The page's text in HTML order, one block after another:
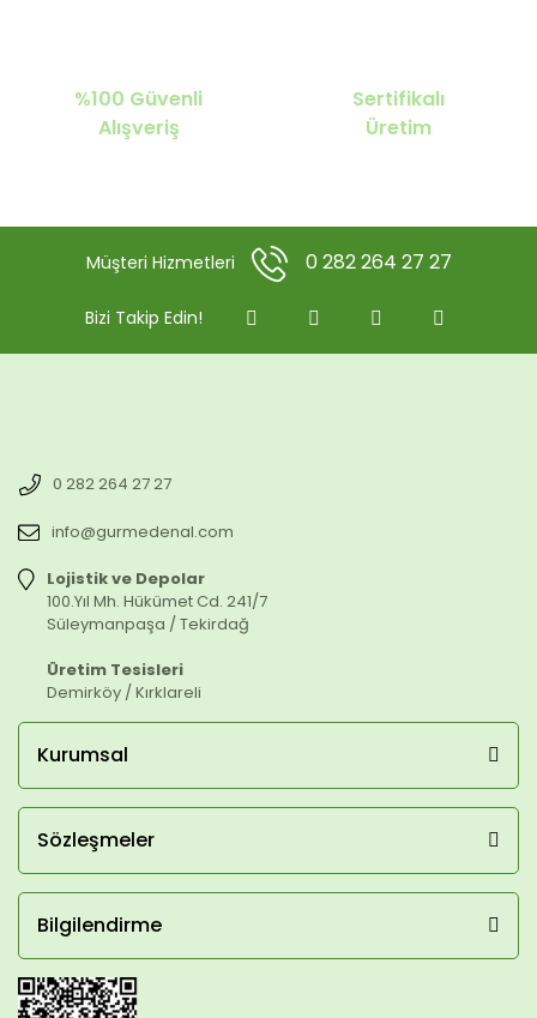
%100 Güvenli
Alışveriş
Sertifikalı
Üretim
Müşteri Hizmetleri 0 282 264 27 27
Bizi Takip Edin!
0 282 264 27 27
info@gurmedenal.com
Lojistik ve Depolar
100.Yıl Mh. Hükümet Cd. 241/7
Süleymanpaşa / Tekirdağ
Üretim Tesisleri
Demirköy / Kırklareli
Kurumsal
Sözleşmeler
Bilgilendirme